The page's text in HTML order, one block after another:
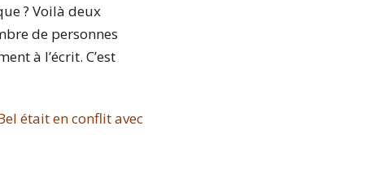
? Voilà deux
de personnes
à l’écrit. C’est